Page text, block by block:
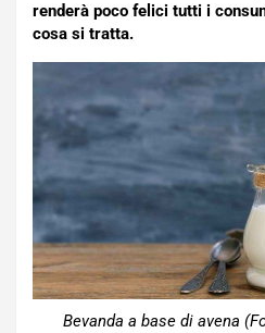
renderà poco felici tutti i
cosa si tratta.
Bevanda a base di avena